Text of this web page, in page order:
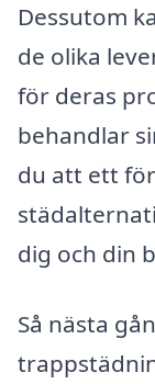
Dessutom
de olika
för deras
behandlar
du att ett
dig och din
Så nästa